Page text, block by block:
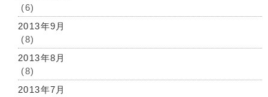
(6)
2013年9月
(8)
2013年8月
(8)
2013年7月